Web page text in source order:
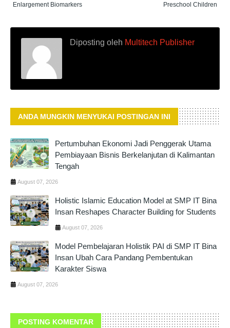
Preschool Children
Enlargement Biomarkers
Diposting oleh Multitech Publisher
ANDA MUNGKIN MENYUKAI POSTINGAN INI
Pertumbuhan Ekonomi Jadi Penggerak Utama
Pembiayaan Bisnis Berkelanjutan di Kalimantan
Tengah
August 07, 2026
Holistic Islamic Education Model at SMP IT Bina
Insan Reshapes Character Building for Students
August 07, 2026
Model Pembelajaran Holistik PAI di SMP IT Bina
Insan Ubah Cara Pandang Pembentukan
Karakter Siswa
August 07, 2026
POSTING KOMENTAR